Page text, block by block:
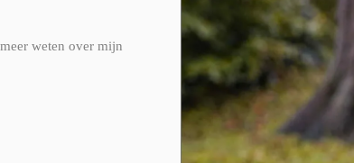
weten over mijn